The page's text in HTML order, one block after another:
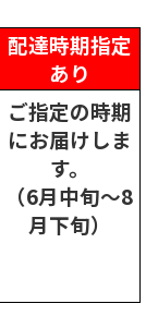
配達時期指定
あり
ご指定の時期
にお届けしま
す。
（6月中旬～8
月下旬）